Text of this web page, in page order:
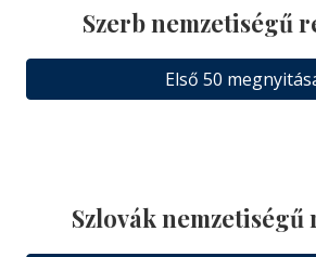
Szerb nemzetiségű
Első 50
Szlovák nemzetiségű